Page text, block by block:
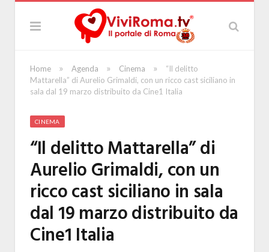
Home » Agenda » Cinema »
“Il delitto
Mattarella” di Aurelio Grimaldi, con un ricco cast siciliano in
sala dal 19 marzo distribuito da Cine1 Italia
CINEMA
“Il delitto Mattarella” di
Aurelio Grimaldi, con un
ricco cast siciliano in sala
dal 19 marzo distribuito da
Cine1 Italia